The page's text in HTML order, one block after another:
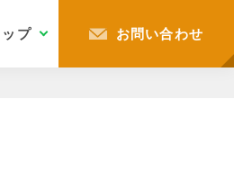
プ お問い合わせ